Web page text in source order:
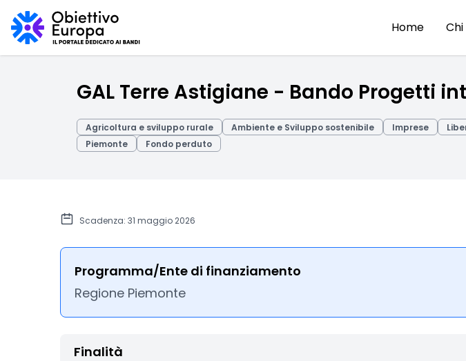
Home
GAL Terre Astigiane - Bando Progetti
Agricoltura e sviluppo rurale Ambiente e Sviluppo sostenibile Imprese
Piemonte
Fondo perduto
Scadenza: 31 maggio 2026
Programma/Ente di finanziamento
Regione Piemonte
Finalità